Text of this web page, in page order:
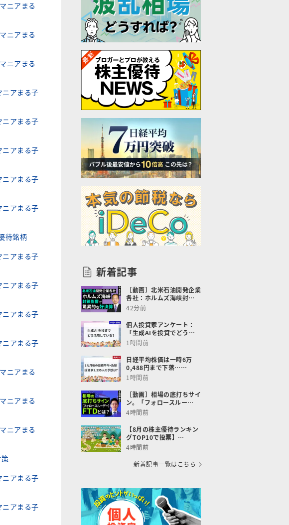
ニアまる
ニアまる
ニアまる
ニアまる子
ニアまる子
ニアまる子
ニアまる子
ニアまる子
待銘柄
ニアまる子
ニアまる子
ニアまる子
ニアまる子
ニアまる
ニアまる
ニアまる
ニアまる子
ニアまる子
新着記事
［動画］北米石油開発企業
各社：ホルムズ海峡封…
42分前
個人投資家アンケート：
「生成AIを投資でどう…
1時間前
日経平均株価は一時6万
0,488円まで下落……
1時間前
［動画］相場の底打ちサイ
ン。「フォロースルー…
4時間前
【8月の株主優待ランキン
グTOP10で投票】…
4時間前
新着記事一覧はこちら